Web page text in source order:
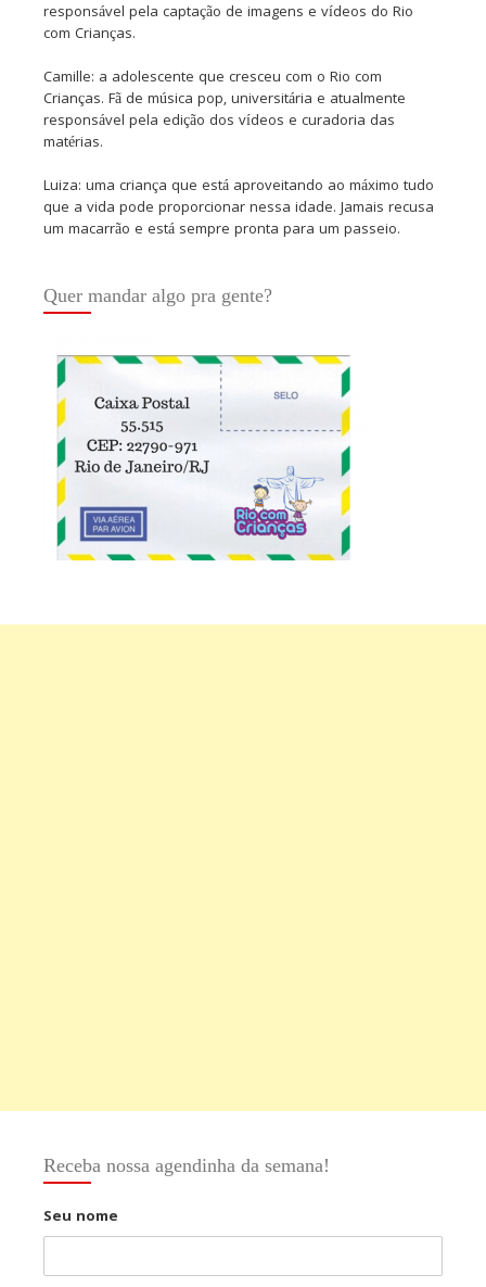
responsável pela captação de imagens e vídeos do Rio
com Crianças.
Camille: a adolescente que cresceu com o Rio com
Crianças. Fã de música pop, universitária e atualmente
responsável pela edição dos vídeos e curadoria das
matérias.
Luiza: uma criança que está aproveitando ao máximo tudo
que a vida pode proporcionar nessa idade. Jamais recusa
um macarrão e está sempre pronta para um passeio.
Quer mandar algo pra gente?
Receba nossa agendinha da semana!
Seu nome